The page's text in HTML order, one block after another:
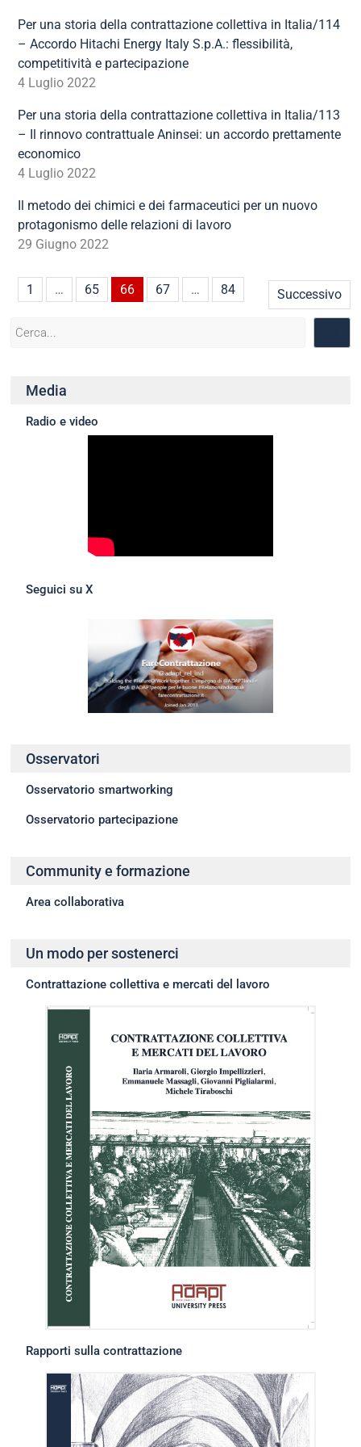
Per una storia della contrattazione collettiva in Italia/114
– Accordo Hitachi Energy Italy S.p.A.: flessibilità,
competitività e partecipazione
4 Luglio 2022
Per una storia della contrattazione collettiva in Italia/113
– Il rinnovo contrattuale Aninsei: un accordo prettamente
economico
4 Luglio 2022
Il metodo dei chimici e dei farmaceutici per un nuovo
protagonismo delle relazioni di lavoro
29 Giugno 2022
1 … 65 66 67 … 84
Media
Radio e video
Seguici su X
Osservatori
Osservatorio smartworking
Osservatorio partecipazione
Community e formazione
Area collaborativa
Un modo per sostenerci
Contrattazione collettiva e mercati del lavoro
Rapporti sulla contrattazione